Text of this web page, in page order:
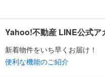
Yahoo!不動産 LINE公式ア
新着物件をいち早くお届け！
便利な機能のご紹介